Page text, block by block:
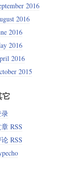
2016
2016
2016
2016
2016
2015
它
RSS
RSS